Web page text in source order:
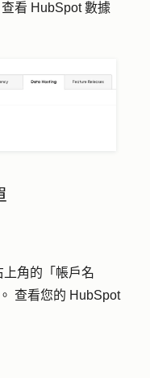
查看 HubSpot 數據
角的「帳戶名
查看您的 HubSpot